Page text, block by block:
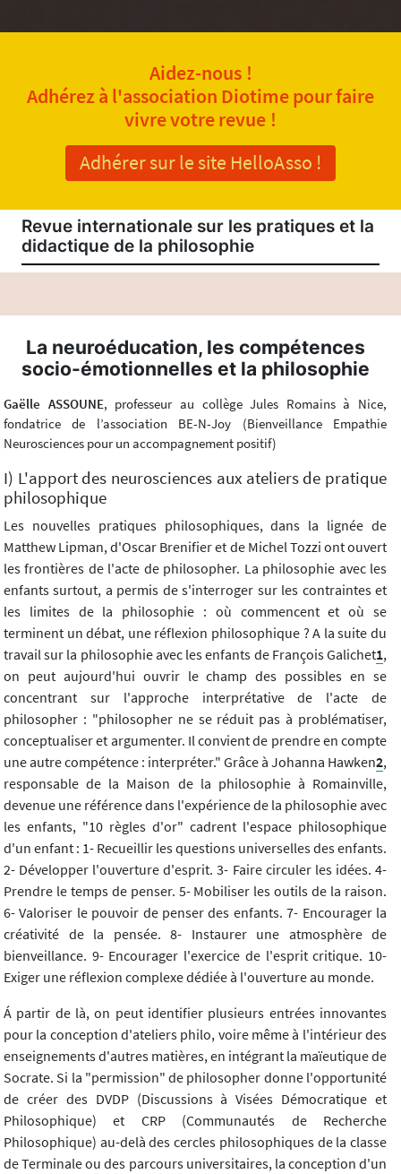
Aidez-nous !
Adhérez à l'association Diotime pour faire
vivre votre revue !
Adhérer sur le site HelloAsso !
Revue internationale sur les pratiques et la
didactique de la philosophie
La neuroéducation, les compétences
socio-émotionnelles et la philosophie
Gaëlle ASSOUNE, professeur au collège Jules Romains à Nice,
fondatrice de l’association BE-N-Joy (Bienveillance Empathie
Neurosciences pour un accompagnement positif)
I) L'apport des neurosciences aux ateliers de pratique
philosophique
Les nouvelles pratiques philosophiques, dans la lignée de
Matthew Lipman, d'Oscar Brenifier et de Michel Tozzi ont ouvert
les frontières de l'acte de philosopher. La philosophie avec les
enfants surtout, a permis de s'interroger sur les contraintes et
les limites de la philosophie : où commencent et où se
terminent un débat, une réflexion philosophique ? A la suite du
travail sur la philosophie avec les enfants de François Galichet1,
on peut aujourd'hui ouvrir le champ des possibles en se
concentrant sur l'approche interprétative de l'acte de
philosopher : "philosopher ne se réduit pas à problématiser,
conceptualiser et argumenter. Il convient de prendre en compte
une autre compétence : interpréter." Grâce à Johanna Hawken2,
responsable de la Maison de la philosophie à Romainville,
devenue une référence dans l'expérience de la philosophie avec
les enfants, "10 règles d'or" cadrent l'espace philosophique
d'un enfant : 1- Recueillir les questions universelles des enfants.
2- Développer l'ouverture d'esprit. 3- Faire circuler les idées. 4-
Prendre le temps de penser. 5- Mobiliser les outils de la raison.
6- Valoriser le pouvoir de penser des enfants. 7- Encourager la
créativité de la pensée. 8- Instaurer une atmosphère de
bienveillance. 9- Encourager l'exercice de l'esprit critique. 10-
Exiger une réflexion complexe dédiée à l'ouverture au monde.
Á partir de là, on peut identifier plusieurs entrées innovantes
pour la conception d'ateliers philo, voire même à l'intérieur des
enseignements d'autres matières, en intégrant la maïeutique de
Socrate. Si la "permission" de philosopher donne l'opportunité
de créer des DVDP (Discussions à Visées Démocratique et
Philosophique) et CRP (Communautés de Recherche
Philosophique) au-delà des cercles philosophiques de la classe
de Terminale ou des parcours universitaires, la conception d'un